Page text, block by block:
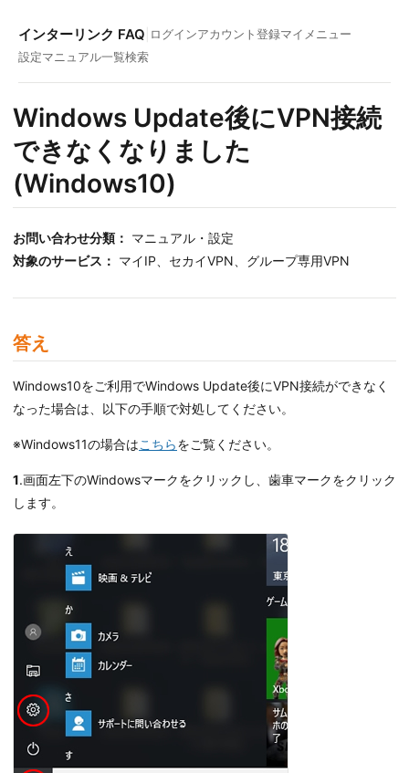
インターリンク FAQ ログインアカウント登録マイメニュー
設定マニュアル一覧検索
Windows Update後にVPN接続
できなくなりました
(Windows10)
お問い合わせ分類： マニュアル・設定
対象のサービス： マイIP、セカイVPN、グループ専用VPN
答え
Windows10をご利用でWindows Update後にVPN接続ができなく
なった場合は、以下の手順で対処してください。
※Windows11の場合はこちらをご覧ください。
1.画面左下のWindowsマークをクリックし、歯車マークをクリック
します。